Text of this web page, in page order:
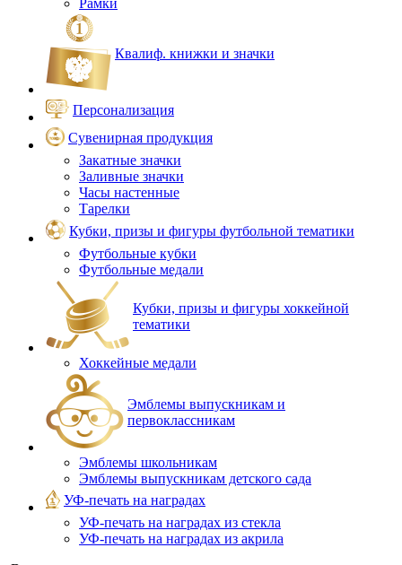
Квалиф. книжки и значки
Персонализация
Сувенирная продукция
Закатные значки
Заливные значки
Часы настенные
Тарелки
Кубки, призы и фигуры футбольной тематики
Футбольные кубки
Футбольные медали
Кубки, призы и фигуры хоккейной
тематики
Хоккейные медали
Эмблемы выпускникам и
первоклассникам
Эмблемы школьникам
Эмблемы выпускникам детского сада
УФ-печать на наградах
УФ‑печать на наградах из стекла
УФ-печать на наградах из акрила